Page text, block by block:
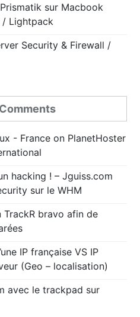
sur Macbook
/ Lightpack
Security & Firewall /
- France on PlanetHoster
hacking ! – Jguiss.com
sur le WHM
TrackR bravo afin de
IP française VS IP
(Geo – localisation)
avec le trackpad sur